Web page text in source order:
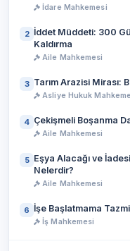
İdare Mahkemesi
2 İddet Müddeti: 300
Kaldırma
Aile Mahkemesi
3 Tarım Arazisi Mirası:
Asliye Hukuk
4 Çekişmeli Boşanma
Aile Mahkemesi
5 Eşya Alacağı ve
Nelerdir?
Aile Mahkemesi
6 İşe Başlatmama
İş Mahkemesi